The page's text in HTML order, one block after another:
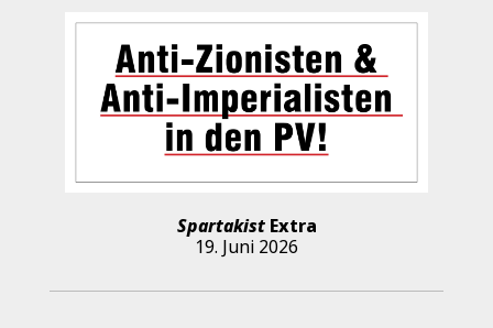
SpartakistExtra
19. Juni 2026